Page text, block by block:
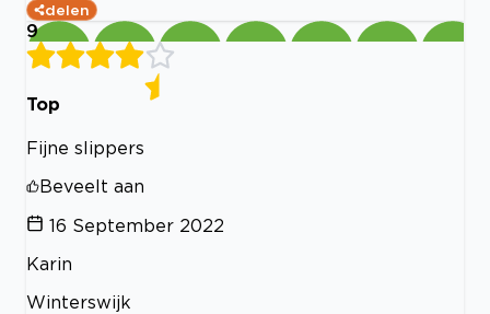
delen
9
Top
Fijne slippers
Beveelt aan
16 September 2022
Karin
Winterswijk